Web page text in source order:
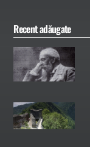
Recent adăugate